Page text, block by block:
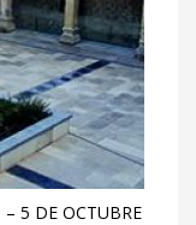
– 5 DE OCTUBRE